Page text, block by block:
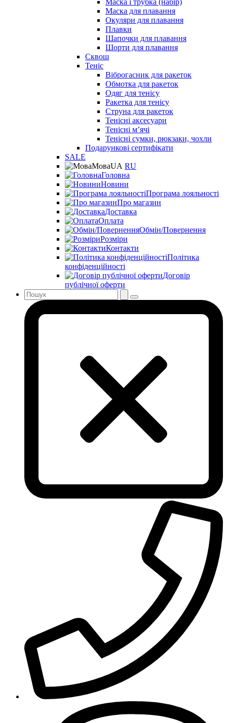
Маска для плавання
Окуляри для плавання
Плавки
Шапочки для плавання
Шорти для плавання
Сквош
Теніс
Віброгасник для ракеток
Обмотка для ракеток
Одяг для тенісу
Ракетка для тенісу
Струна для ракеток
Тенісні аксесуари
Тенісні мʼячі
Тенісні сумки, рюкзаки, чохли
Подарункові сертифікати
SALE
МоваUA RU
Головна
Новини
Програма лояльності
Про магазин
Доставка
Оплата
Обмін/Повернення
Розміри
Контакти
Політика
конфіденційності
Договір
публічної оферти